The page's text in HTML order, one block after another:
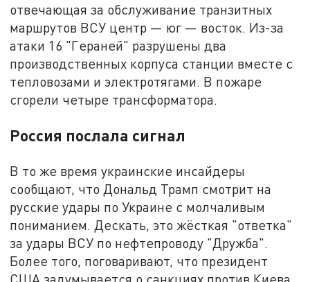
отвечающая за обслуживание транзитных
маршрутов ВСУ центр — юг — восток. Из-за
атаки 16 "Гераней" разрушены два
производственных корпуса станции вместе с
тепловозами и электротягами. В пожаре
сгорели четыре трансформатора.
Россия послала сигнал
В то же время украинские инсайдеры
сообщают, что Дональд Трамп смотрит на
русские удары по Украине с молчаливым
пониманием. Дескать, это жёсткая "ответка"
за удары ВСУ по нефтепроводу "Дружба".
Более того, поговаривают, что президент
США задумывается о санкциях против Киева,